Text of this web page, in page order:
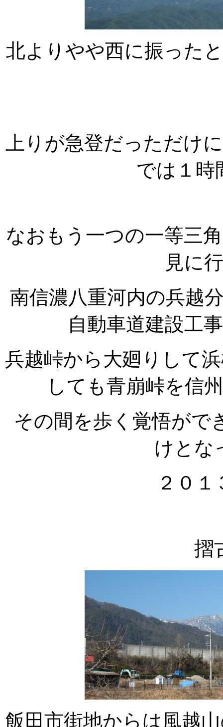
北よりやや西に振った
上りが急登だっただけ
では１時
なおもう一つの一等三
見に
南信濃八重河内の兵越
自動車道建設工
兵越峠から大廻りして
しても青崩峠を信
その間を歩く覚悟がで
けとな
２０
摺
飯田市街地からは風越